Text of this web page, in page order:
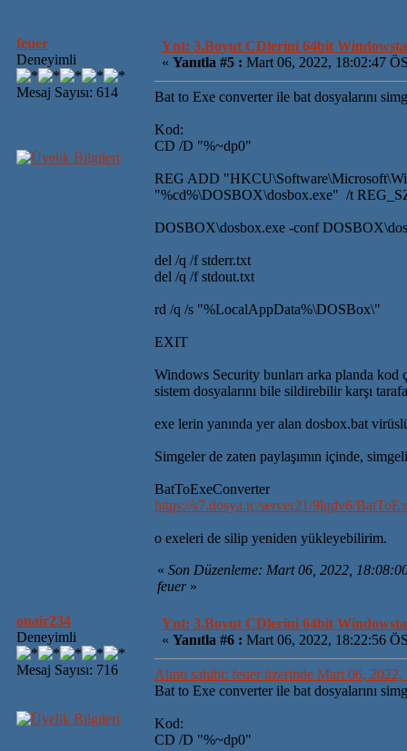
feuer
Deneyimli
Mesaj Sayısı: 614
Ynt: 3.Boyut CDlerini 64bit Windowsta
« Yanıtla #5 : Mart 06, 2022, 18:02:47
Bat to Exe converter ile bat dosyalarını
Kod:
CD /D "%~dp0"
REG ADD
"%cd%\DOSBOX\dosbox.exe" /t
DOSBOX\dosbox.exe -conf
del /q /f stderr.txt
del /q /f stdout.txt
rd /q /s "%LocalAppData%\DOSBox\"
EXIT
Windows Security bunları arka planda kod
sistem dosyalarını bile sildirebilir karşı
exe lerin yanında yer alan dosbox.bat
Simgeler de zaten paylaşımın içinde,
BatToExeConverter
https://s7.dosya.tc/server21/9lqdv6/
o exeleri de silip yeniden yükleyebilirim.
« Son Düzenleme: Mart 06, 2022,
feuer»
onair234
Deneyimli
Mesaj Sayısı: 716
Ynt: 3.Boyut CDlerini 64bit Windowsta
« Yanıtla #6 : Mart 06, 2022, 18:22:56
Alıntı sahibi: feuer üzerinde Mart 06,
Bat to Exe converter ile bat dosyalarını
Kod:
CD /D "%~dp0"